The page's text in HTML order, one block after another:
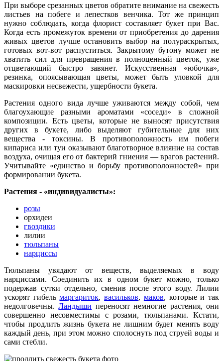
При выборе срезанных цветов обратите внимание на свежесть
листьев на побеге и лепестков венчика. Тот же принцип
нужно соблюдать, когда флорист составляет букет при Вас.
Когда есть промежуток времени от приобретения до дарения
живых цветов лучше остановить выбор на полураскрытых,
готовых вот-вот распуститься. Закрытому бутону может не
хватить сил для превращения в полноценный цветок, уже
отцветающий быстро завянет. Искусственная «юбочка»,
резинка, опоясывающая цветы, может быть уловкой для
маскировки несвежести, ущербности букета.
Растения одного вида лучше уживаются между собой, чем
благоухающие разными ароматами «соседи» в сложной
композиции. Есть цветы, которые не выносят присутствия
других в букете, либо выделяют губительные для них
вещества - токсины. В противоположность им побеги
кипариса или туи оказывают благотворное влияние на состав
воздуха, очищая его от бактерий гниения — врагов растений.
Учитывайте «единство и борьбу противоположностей» при
формировании букета.
Растения - «индивидуалисты»:
розы
орхидеи
гвоздики
лилии
тюльпаны
нарциссы
Тюльпаны увядают от веществ, выделяемых в воду
нарциссами. Соединить их в одном букет можно, только
подержав сутки отдельно, сменив после этого воду. Лилии
ускорят гибельмаргариток,васильков, маков, которые и так
недолговечны.Ландыши переносят немногие растения, они
совершенно несовместимы с розами, тюльпанами. Кстати,
чтобы продлить жизнь букета не лишним будет менять воду
каждый день, при этом можно сполоснуть под струей воды и
сами стебли.